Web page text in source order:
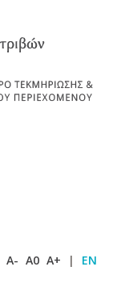
A- A0 A+ | EN